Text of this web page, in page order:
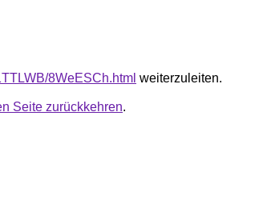
8WeESCh.html weiterzuleiten.
Seite zurückkehren.